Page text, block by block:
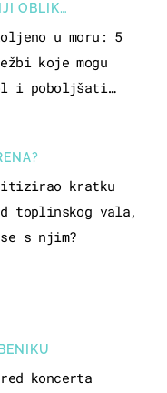
koncerta
OBLIK
u moru: 5
koje mogu
i poboljšati
kratku
toplinskog vala,
s njim?